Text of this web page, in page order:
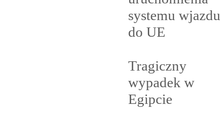
systemu wjazdu
do UE
Tragiczny
wypadek w
Egipcie